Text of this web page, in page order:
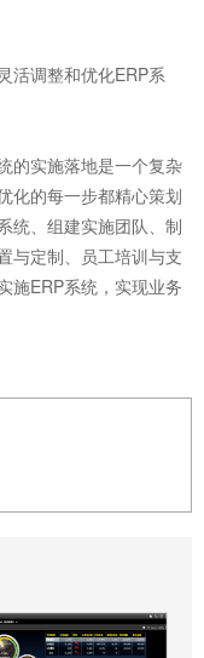
调整和优化ERP系
实施落地是一个复杂
化的每一步都精心策划
统、组建实施团队、制
与定制、员工培训与支
施ERP系统，实现业务